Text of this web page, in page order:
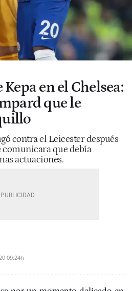
en el Chelsea:
que le
contra el Leicester después
comunicara que debía
actuaciones.
09:24h